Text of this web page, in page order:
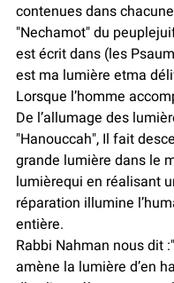
contenues dans
"Nechamot" du
est écrit dans (les
est ma lumière etma
Lorsque l’homme
De l’allumage des
"Hanouccah", Il fait
grande lumière dans le
lumièrequi en réalisant
réparation illumine
entière.
Rabbi Nahman nous dit
amène la lumière d’en